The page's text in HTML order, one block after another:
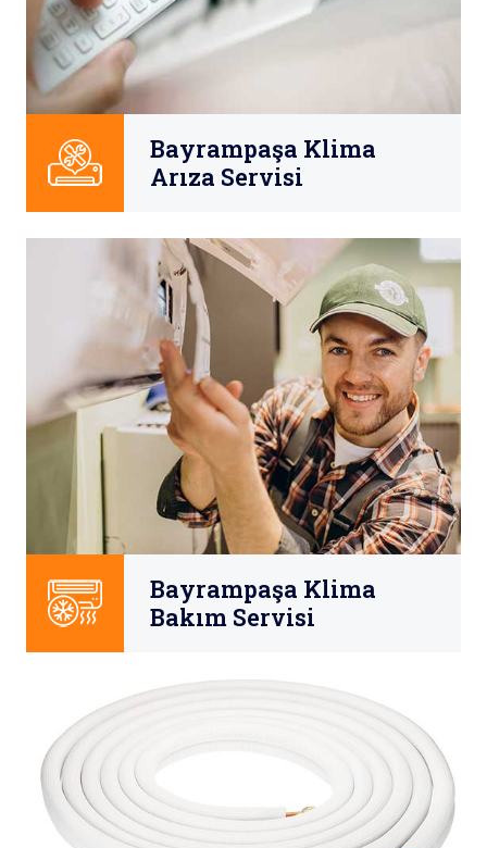
Bayrampaşa Klima
Arıza Servisi
Bayrampaşa Klima
Bakım Servisi